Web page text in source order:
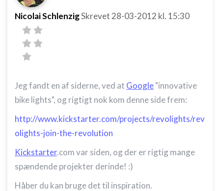
Nicolai SchlenzigSkrevet 28-03-2012 kl. 15:30
Jeg fandt en af siderne, ved at Google"innovative
bike lights", og rigtigt nok kom denne side frem:
http://www.kickstarter.com/projects/revolights/rev
olights-join-the-revolution
Kickstarter.com var siden, og der er rigtig mange
spændende projekter derinde! :)
Håber du kan bruge det til inspiration.